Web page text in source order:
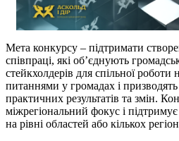
Мета конкурсу – підтримати
співпраці, які об’єднують
стейкхолдерів для спільної роботи
питаннями у громадах і
практичних результатів та змін.
міжрегіональний фокус і
на рівні областей або кількох